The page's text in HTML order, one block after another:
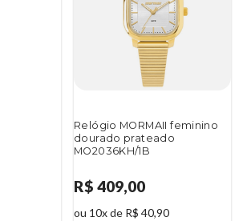
Relógio MORMAII feminino
dourado prateado
MO2036KH/1B
R$ 409,00
ou 10x de R$ 40,90